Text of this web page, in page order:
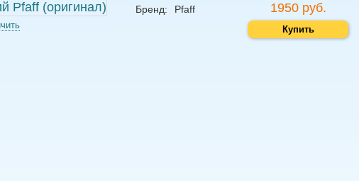
Бренд: Pfaff 1950 руб.
Купить